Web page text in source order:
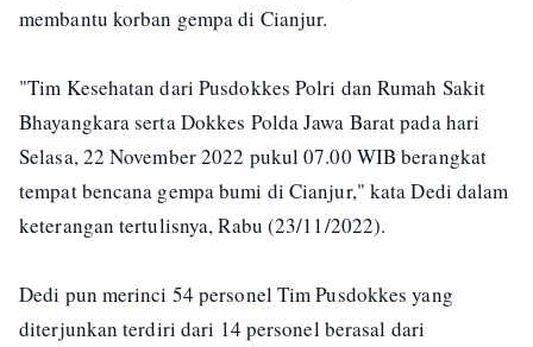
membantu korban gempa di Cianjur.
"Tim Kesehatan dari Pusdokkes Polri dan Rumah Sakit
Bhayangkara serta Dokkes Polda Jawa Barat pada hari
Selasa, 22 November 2022 pukul 07.00 WIB berangkat
tempat bencana gempa bumi di Cianjur," kata Dedi dalam
keterangan tertulisnya, Rabu (23/11/2022).
Dedi pun merinci 54 personel Tim Pusdokkes yang
diterjunkan terdiri dari 14 personel berasal dari